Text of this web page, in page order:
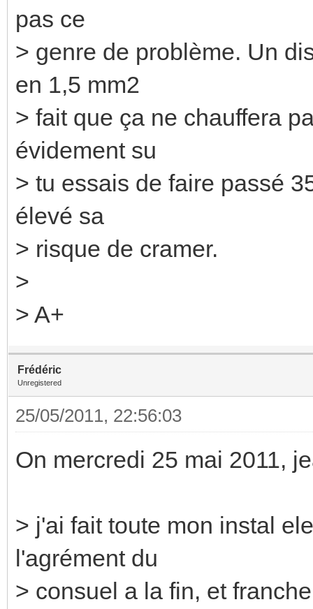
pas ce
> genre de problème. Un
en 1,5 mm2
> fait que ça ne chauffera
évidement su
> tu essais de faire passé
élevé sa
> risque de cramer.
>
> A+
Frédéric
Unregistered
25/05/2011, 22:56:03
On mercredi 25 mai 2011,
> j'ai fait toute mon instal
l'agrément du
> consuel a la fin, et